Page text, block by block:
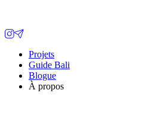
Projets
Guide Bali
Blogue
À propos